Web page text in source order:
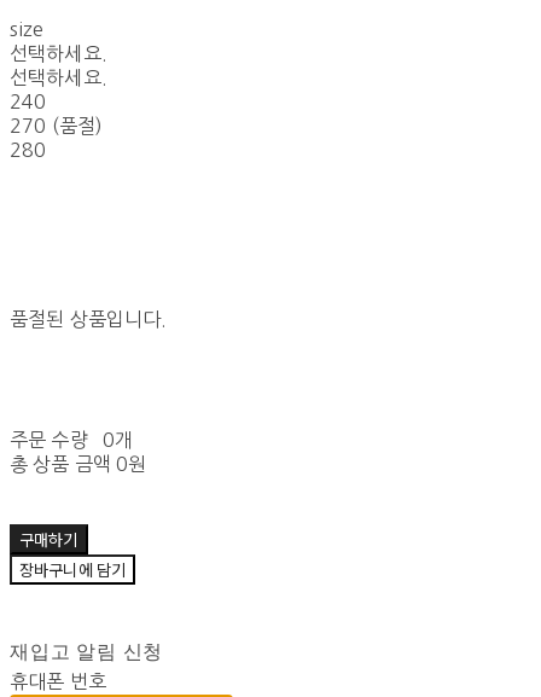
size
선택하세요.
선택하세요.
240
270 (품절)
280
품절된 상품입니다.
주문 수량
0개
총 상품 금액 0원
구매하기
장바구니에 담기
재입고 알림 신청
휴대폰 번호